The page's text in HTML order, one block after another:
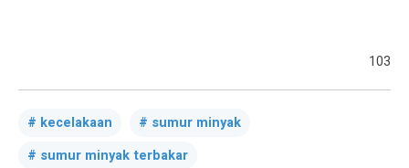
103
kecelakaan
sumur minyak
sumur minyak terbakar